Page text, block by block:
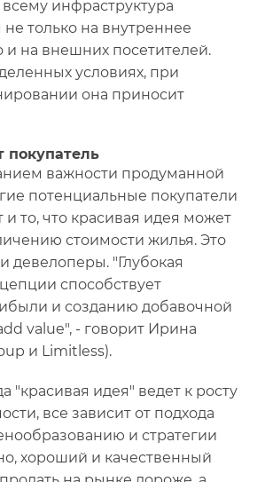
инфраструктура
не только на внутреннее
и на внешних посетителей.
условиях, при
она приносит
покупатель
важности продуманной
потенциальные покупатели
то, что красивая идея может
стоимости жилья. Это
девелоперы. "Глубокая
способствует
и созданию добавочной
value", - говорит Ирина
и Limitless).
"красивая идея" ведет к росту
все зависит от подхода
и стратегии
хороший и качественный